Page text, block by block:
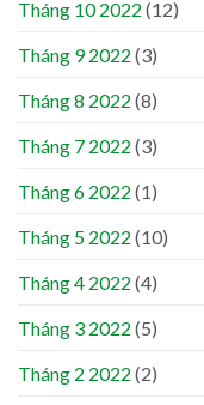
Tháng 10 2022 (12)
Tháng 9 2022 (3)
Tháng 8 2022 (8)
Tháng 7 2022 (3)
Tháng 6 2022 (1)
Tháng 5 2022 (10)
Tháng 4 2022 (4)
Tháng 3 2022 (5)
Tháng 2 2022 (2)